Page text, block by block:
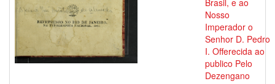
Brasil, e ao
Nosso
Imperador o
Senhor D. Pedro
I. Offerecida ao
publico Pelo
Dezengano